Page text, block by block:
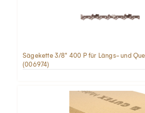
Sägekette 3/8" 400 P für Längs- und
(006974)